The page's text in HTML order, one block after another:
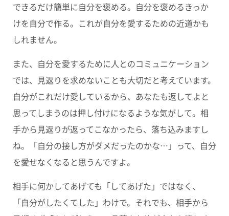
できるだけ簡単に自分を褒める。自分を褒めるきっか
けを自分で作る。これが自分を愛するための近道かも
しれません。
また、 自分を愛するために人とのコミュニケーション
では、見返りを求めないことも大切だと考えています。
自分がこれだけ愛しているから、あなたも返してよと
思ってしまうのは押し付けになるような気がして。相
手から見返りが返ってこなかったら、落ち込みますし
ね。「自分の接し方がダメだったのかな…」って、自分
を愛せなくなると思うんですよ。
相手に何かしてあげても「してあげた」ではなく、
「自分がしたくてした」わけで。それでも、相手から